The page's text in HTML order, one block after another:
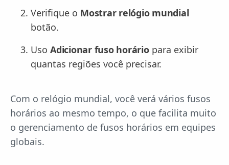
Verifique o Mostrar relógio mundial
botão.
Uso Adicionar fuso horáriopara exibir
quantas regiões você precisar.
Com o relógio mundial, você verá vários fusos
horários ao mesmo tempo, o que facilita muito
o gerenciamento de fusos horários em equipes
globais.